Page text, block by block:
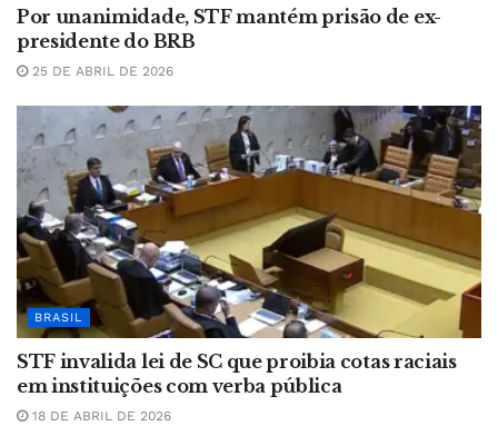
Por unanimidade, STF mantém prisão de ex-
presidente do BRB
25 DE ABRIL DE 2026
BRASIL
STF invalida lei de SC que proibia cotas raciais
em instituições com verba pública
18 DE ABRIL DE 2026